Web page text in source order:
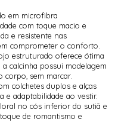
em microfibra
com toque macio e
e resistente nas
comprometer o conforto.
estruturado oferece ótima
calcinha possui modelagem
corpo, sem marcar.
colchetes duplos e alças
e adaptabilidade ao vestir.
no cós inferior do sutiã e
de romantismo e